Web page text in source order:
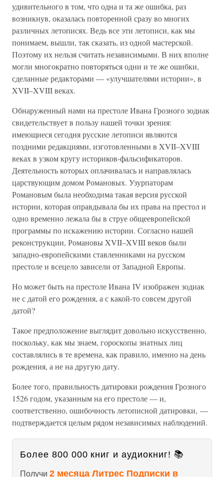
удивительного в том, что одна и та же ошибка, раз
возникнув, оказалась повторенной сразу во многих
различных летописях. Ведь все эти летописи, как мы
понимаем, вышли, так сказать, из одной мастерской.
Поэтому их нельзя считать независимыми. В них вполне
могли многократно повторяться одни и те же ошибки,
сделанные редакторами — «улучшателями истории», в
XVII–XVIII веках.
Обнаруженный нами на престоле Ивана Грозного зодиак
свидетельствует в пользу нашей точки зрения:
имеющиеся сегодня русские летописи являются
поздними редакциями, изготовленными в XVII–XVIII
веках в узком кругу историков-фальсификаторов.
Деятельность которых оплачивалась и направлялась
царствующим домом Романовых. Узурпаторам
Романовым была необходима такая версия русской
истории, которая оправдывала бы их права на престол и
одно временно лежала бы в струе общеевропейской
программы по искажению истории. Согласно нашей
реконструкции, Романовы XVII–XVIII веков были
западно-европейскими ставленниками на русском
престоле и всецело зависели от Западной Европы.
Но может быть на престоле Ивана IV изображен зодиак
не с датой его рождения, а с какой-то совсем другой
датой?
Такое предположение выглядит довольно искусственно,
поскольку, как мы знаем, гороскопы знатных лиц
составлялись в те времена, как правило, именно на день
рождения, а не на другую дату.
Более того, правильность датировки рождения Грозного
1526 годом, указанным на его престоле — и,
соответственно, ошибочность летописной датировки, —
подтверждается целым рядом независимых наблюдений.
Более 800 000 книг и аудиокниг! 📚
Получи 2 месяца Литрес Подписки в